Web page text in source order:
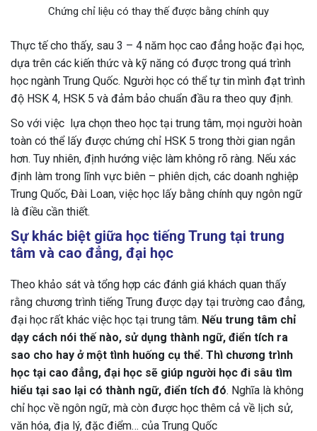
Chứng chỉ liệu có thay thế được bằng chính quy
Thực tế cho thấy, sau 3 – 4 năm học cao đẳng hoặc đại học,
dựa trên các kiến thức và kỹ năng có được trong quá trình
học ngành Trung Quốc. Người học có thể tự tin mình đạt trình
độ HSK 4, HSK 5 và đảm bảo chuẩn đầu ra theo quy định.
So với việc lựa chọn theo học tại trung tâm, mọi người hoàn
toàn có thể lấy được chứng chỉ HSK 5 trong thời gian ngắn
hơn. Tuy nhiên, định hướng việc làm không rõ ràng. Nếu xác
định làm trong lĩnh vực biên – phiên dịch, các doanh nghiệp
Trung Quốc, Đài Loan, việc học lấy bằng chính quy ngôn ngữ
là điều cần thiết.
Sự khác biệt giữa học tiếng Trung tại trung
tâm và cao đẳng, đại học
Theo khảo sát và tổng hợp các đánh giá khách quan thấy
rằng chương trình tiếng Trung được dạy tại trường cao đẳng,
đại học rất khác việc học tại trung tâm. Nếu trung tâm chỉ
dạy cách nói thế nào, sử dụng thành ngữ, điển tích ra
sao cho hay ở một tình huống cụ thể. Thì chương trình
học tại cao đẳng, đại học sẽ giúp người học đi sâu tìm
hiểu tại sao lại có thành ngữ, điển tích đó. Nghĩa là không
chỉ học về ngôn ngữ, mà còn được học thêm cả về lịch sử,
văn hóa, địa lý, đặc điểm… của Trung Quốc